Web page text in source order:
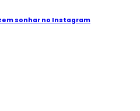
sonhar no Instagram